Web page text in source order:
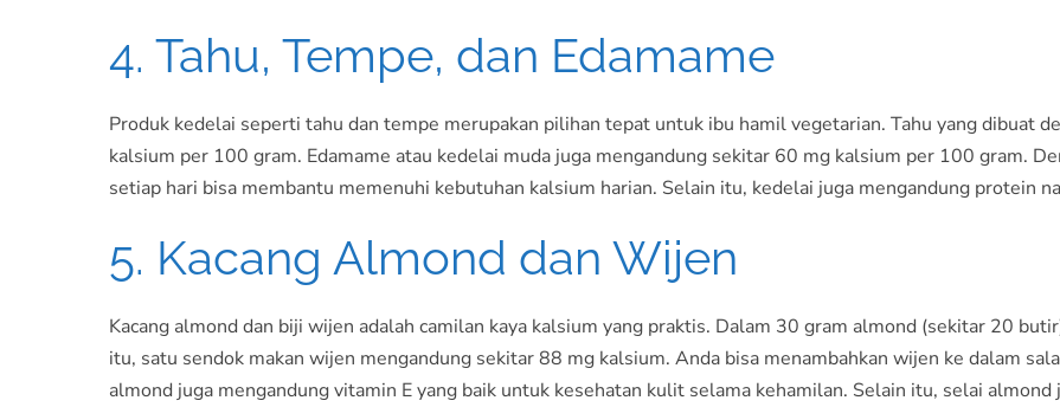
4. Tahu, Tempe, dan Edamame
Produk kedelai seperti tahu dan tempe merupakan pilihan tepat untuk ibu hamil vegetarian. Tahu yang dibuat
kalsium per 100 gram. Edamame atau kedelai muda juga mengandung sekitar 60 mg kalsium per 100 gram.
setiap hari bisa membantu memenuhi kebutuhan kalsium harian. Selain itu, kedelai juga mengandung protein
5. Kacang Almond dan Wijen
Kacang almond dan biji wijen adalah camilan kaya kalsium yang praktis. Dalam 30 gram almond (sekitar 20
itu, satu sendok makan wijen mengandung sekitar 88 mg kalsium. Anda bisa menambahkan wijen ke dalam
almond juga mengandung vitamin E yang baik untuk kesehatan kulit selama kehamilan. Selain itu, selai